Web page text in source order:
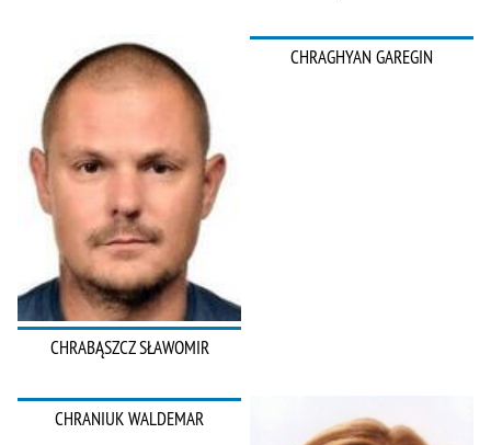
CHRABĄSZCZ SŁAWOMIR
CHRAGHYAN GAREGIN
CHRANIUK WALDEMAR